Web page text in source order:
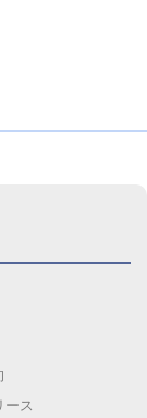
ース